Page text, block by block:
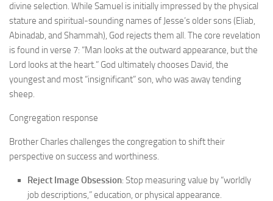
divine selection. While Samuel is initially impressed by the physical
stature and spiritual-sounding names of Jesse’s older sons (Eliab,
Abinadab, and Shammah), God rejects them all. The core revelation
is found in verse 7: “Man looks at the outward appearance, but the
Lord looks at the heart.” God ultimately chooses David, the
youngest and most “insignificant” son, who was away tending
sheep.
Congregation response
Brother Charles challenges the congregation to shift their
perspective on success and worthiness.
Reject Image Obsession: Stop measuring value by “worldly
job descriptions,” education, or physical appearance.